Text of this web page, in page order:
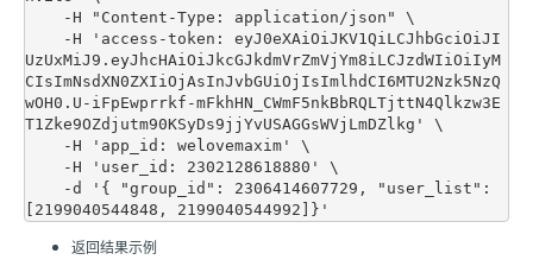
UzUxMiJ9.eyJhcHAiOiJkcGJkdmVrZmVjYm8iLCJzdWIiOiIyM
CIsImNsdXN0ZXIiOjAsInJvbGUiOjIsImlhdCI6MTU2Nzk5NzQ
wOH0.U-iFpEwprrkf-mFkhHN_CWmF5nkBbRQLTjttN4Qlkzw3E
T1Zke9OZdjutm90KSyDs9jjYvUSAGGsWVjLmDZlkg' \
返回结果示例